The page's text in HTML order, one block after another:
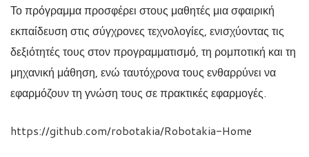
Το πρόγραμμα προσφέρει στους μαθητές μια σφαιρική
εκπαίδευση στις σύγχρονες τεχνολογίες, ενισχύοντας τις
δεξιότητές τους στον προγραμματισμό, τη ρομποτική και τη
μηχανική μάθηση, ενώ ταυτόχρονα τους ενθαρρύνει να
εφαρμόζουν τη γνώση τους σε πρακτικές εφαρμογές.
https://github.com/robotakia/Robotakia-Home